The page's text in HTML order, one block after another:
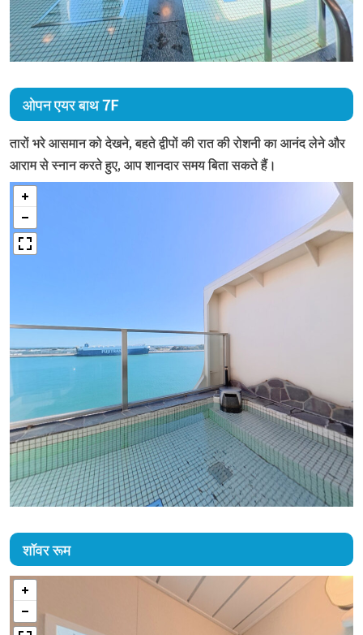
ओपन एयर बाथ 7F
तारों भरे आसमान को देखने, बहते द्वीपों की रात की रोशनी का आनंद लेने और
आराम से स्नान करते हुए, आप शानदार समय बिता सकते हैं।
शॉवर रूम